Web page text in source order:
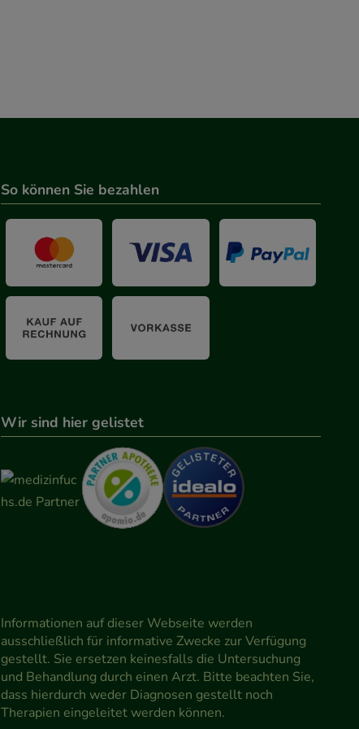
So können Sie bezahlen
Wir sind hier gelistet
Informationen auf dieser Webseite werden
ausschließlich für informative Zwecke zur Verfügung
gestellt. Sie ersetzen keinesfalls die Untersuchung
und Behandlung durch einen Arzt. Bitte beachten Sie,
dass hierdurch weder Diagnosen gestellt noch
Therapien eingeleitet werden können.